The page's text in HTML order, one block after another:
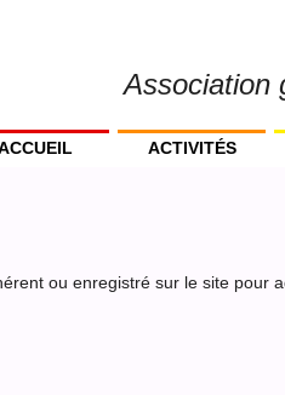
Association
ACTIVITÉS
ou enregistré sur le site pour